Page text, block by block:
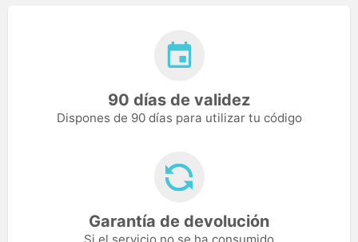
90 días de validez
Dispones de 90 días para utilizar tu código
Garantía de devolución